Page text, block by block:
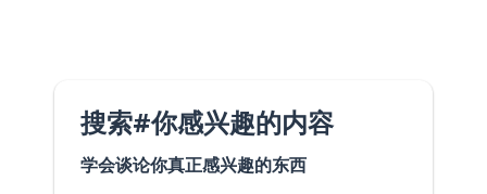
搜索#你感兴趣的内容
学会谈论你真正感兴趣的东西